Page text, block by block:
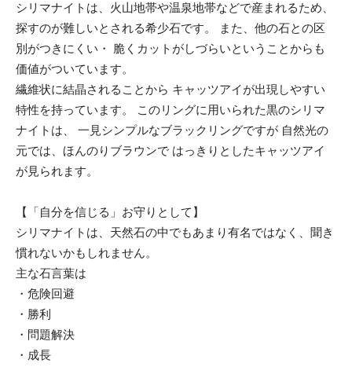
シリマナイトは、火山地帯や温泉地帯などで産まれるため、
探すのが難しいとされる希少石です。 また、他の石との区
別がつきにくい・ 脆くカットがしづらいということからも
価値がついています。
繊維状に結晶されることから キャッツアイが出現しやすい
特性を持っています。 このリングに用いられた黒のシリマ
ナイトは、 一見シンプルなブラックリングですが 自然光の
元では、ほんのりブラウンで はっきりとしたキャッツアイ
が見られます。
【「自分を信じる」お守りとして】
シリマナイトは、天然石の中でもあまり有名ではなく、聞き
慣れないかもしれません。
主な石言葉は
・危険回避
・勝利
・問題解決
・成長